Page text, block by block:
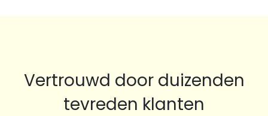
Vertrouwd door duizenden
tevreden klanten